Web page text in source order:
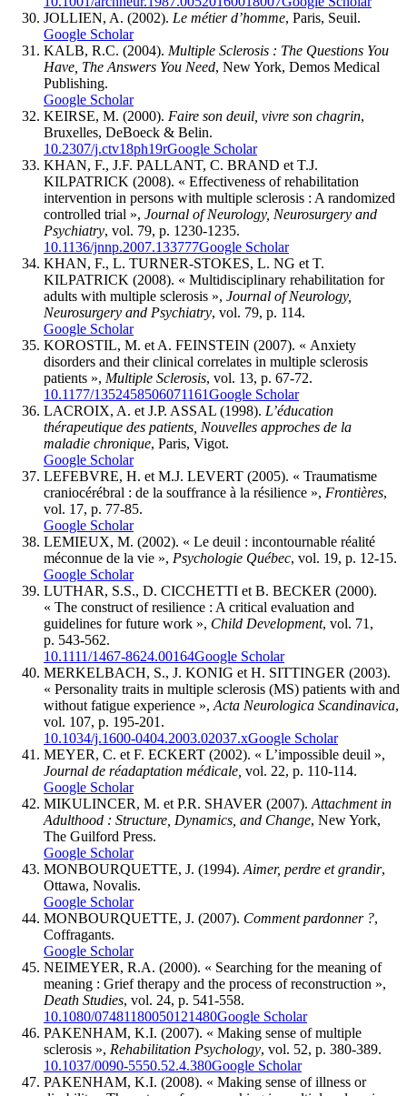
JOLLIEN, A. (2002). Le métier d’homme, Paris, Seuil.
Google Scholar
KALB, R.C. (2004). Multiple Sclerosis : The Questions You
Have, The Answers You Need, New York, Demos Medical
Publishing.
Google Scholar
KEIRSE, M. (2000). Faire son deuil, vivre son chagrin,
Bruxelles, DeBoeck & Belin.
10.2307/j.ctv18ph19rGoogle Scholar
KHAN, F., J.F. PALLANT, C. BRAND et T.J.
KILPATRICK (2008). « Effectiveness of rehabilitation
intervention in persons with multiple sclerosis : A randomized
controlled trial », Journal of Neurology, Neurosurgery and
Psychiatry, vol. 79, p. 1230-1235.
10.1136/jnnp.2007.133777Google Scholar
KHAN, F., L. TURNER-STOKES, L. NG et T.
KILPATRICK (2008). « Multidisciplinary rehabilitation for
adults with multiple sclerosis », Journal of Neurology,
Neurosurgery and Psychiatry, vol. 79, p. 114.
Google Scholar
KOROSTIL, M. et A. FEINSTEIN (2007). « Anxiety
disorders and their clinical correlates in multiple sclerosis
patients », Multiple Sclerosis, vol. 13, p. 67-72.
10.1177/1352458506071161Google Scholar
LACROIX, A. et J.P. ASSAL (1998). L’éducation
thérapeutique des patients, Nouvelles approches de la
maladie chronique, Paris, Vigot.
Google Scholar
LEFEBVRE, H. et M.J. LEVERT (2005). « Traumatisme
craniocérébral : de la souffrance à la résilience », Frontières,
vol. 17, p. 77-85.
Google Scholar
LEMIEUX, M. (2002). « Le deuil : incontournable réalité
méconnue de la vie », Psychologie Québec, vol. 19, p. 12-15.
Google Scholar
LUTHAR, S.S., D. CICCHETTI et B. BECKER (2000).
« The construct of resilience : A critical evaluation and
guidelines for future work », Child Development, vol. 71,
p. 543-562.
10.1111/1467-8624.00164Google Scholar
MERKELBACH, S., J. KONIG et H. SITTINGER (2003).
« Personality traits in multiple sclerosis (MS) patients with and
without fatigue experience »,Acta Neurologica Scandinavica,
vol. 107, p. 195-201.
10.1034/j.1600-0404.2003.02037.xGoogle Scholar
MEYER, C. et F. ECKERT (2002). « L’impossible deuil »,
Journal de réadaptation médicale, vol. 22, p. 110-114.
Google Scholar
MIKULINCER, M. et P.R. SHAVER (2007).Attachment in
Adulthood : Structure, Dynamics, and Change, New York,
The Guilford Press.
Google Scholar
MONBOURQUETTE, J. (1994).Aimer, perdre et grandir,
Ottawa, Novalis.
Google Scholar
MONBOURQUETTE, J. (2007). Comment pardonner ?,
Coffragants.
Google Scholar
NEIMEYER, R.A. (2000). « Searching for the meaning of
meaning : Grief therapy and the process of reconstruction »,
Death Studies, vol. 24, p. 541-558.
10.1080/07481180050121480Google Scholar
PAKENHAM, K.I. (2007). « Making sense of multiple
sclerosis », Rehabilitation Psychology, vol. 52, p. 380-389.
10.1037/0090-5550.52.4.380Google Scholar
PAKENHAM, K.I. (2008). « Making sense of illness or